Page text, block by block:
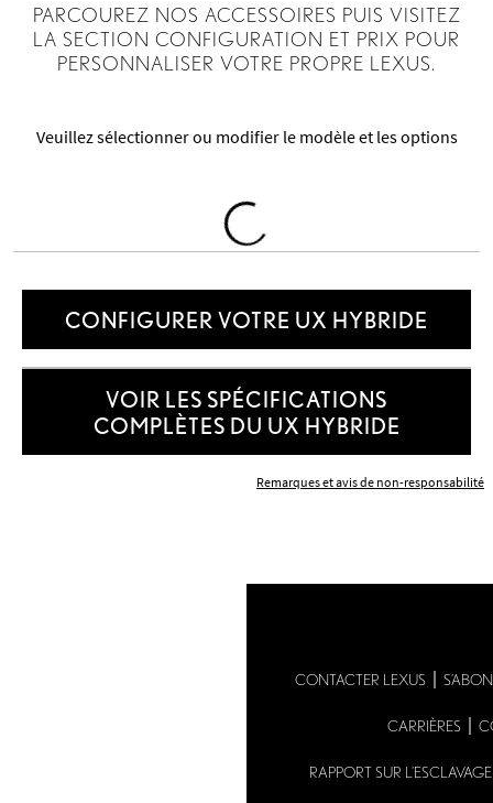
PARCOUREZ NOS ACCESSOIRES PUIS VISITEZ
LA SECTION CONFIGURATION ET PRIX POUR
PERSONNALISER VOTRE PROPRE LEXUS.
Veuillez sélectionner ou modifier le modèle et les options
Loading
CONFIGURER VOTRE UX HYBRIDE
VOIR LES SPÉCIFICATIONS
COMPLÈTES DU UX HYBRIDE
Remarques et avis de non-responsabilité
CONTACTER LEXUS
CARRIÈRES
RAPPORT SUR